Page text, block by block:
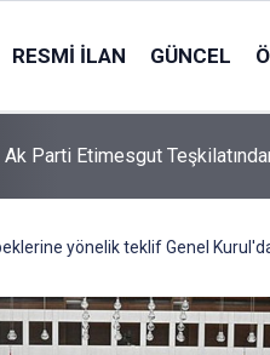
RESMI İLAN GÜNCEL
Ak Parti Etimesgut
yönelik teklif Genel